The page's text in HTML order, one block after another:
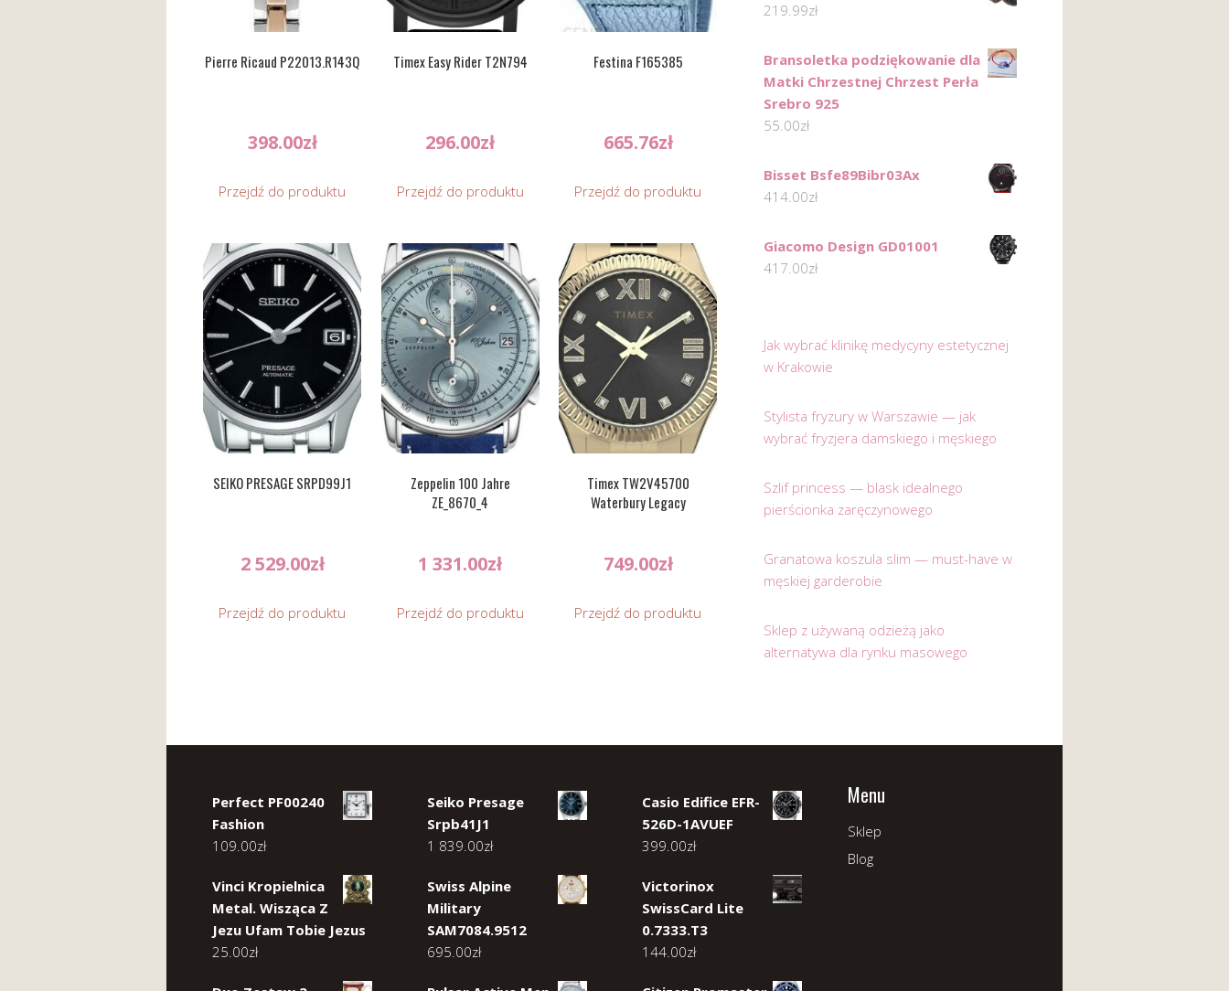
Pierre Ricaud P22013.R143Q
398.00zł
Przejdź do produktu
Timex Easy Rider T2N794
296.00zł
Przejdź do produktu
Festina F165385
665.76zł
Przejdź do produktu
SEIKO PRESAGE SRPD99J1
2 529.00zł
Przejdź do produktu
Zeppelin 100 Jahre
ZE_8670_4
1 331.00zł
Przejdź do produktu
Timex TW2V45700
Waterbury Legacy
749.00zł
Przejdź do produktu
219.99zł
Bransoletka podziękowanie dla
Matki Chrzestnej Chrzest Perła
Srebro 925
55.00zł
Bisset Bsfe89Bibr03Ax
414.00zł
Giacomo Design GD01001
417.00zł
Jak wybrać klinikę medycyny estetycznej
w Krakowie
Stylista fryzury w Warszawie — jak
wybrać fryzjera damskiego i męskiego
Szlif princess — blask idealnego
pierścionka zaręczynowego
Granatowa koszula slim — must-have w
męskiej garderobie
Sklep z używaną odzieżą jako
alternatywa dla rynku masowego
Perfect PF00240
Fashion
109.00zł
Vinci Kropielnica
Metal. Wisząca Z
Jezu Ufam Tobie Jezus
25.00zł
Seiko Presage
Srpb41J1
1 839.00zł
Swiss Alpine
Military
SAM7084.9512
695.00zł
Casio Edifice EFR-
526D-1AVUEF
399.00zł
Victorinox
SwissCard Lite
0.7333.T3
144.00zł
Menu
Sklep
Blog